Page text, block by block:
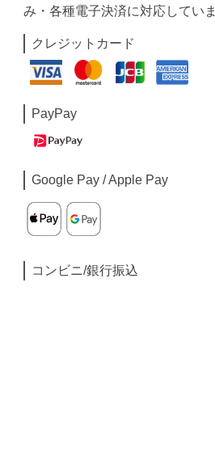
み・各種電子決済に対応していま
クレジットカード
PayPay
Google Pay / Apple Pay
コンビニ/銀行振込